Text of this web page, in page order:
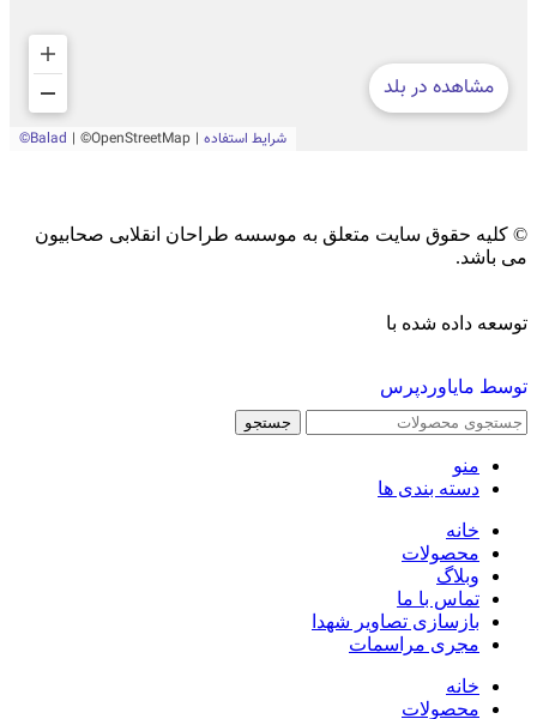
© کلیه حقوق سایت متعلق به موسسه طراحان انقلابی صحابیون
می باشد.
توسعه داده شده با
توسط مایاوردپرس
جستجو
منو
دسته بندی ها
خانه
محصولات
وبلاگ
تماس با ما
بازسازی تصاویر شهدا
مجری مراسمات
خانه
محصولات